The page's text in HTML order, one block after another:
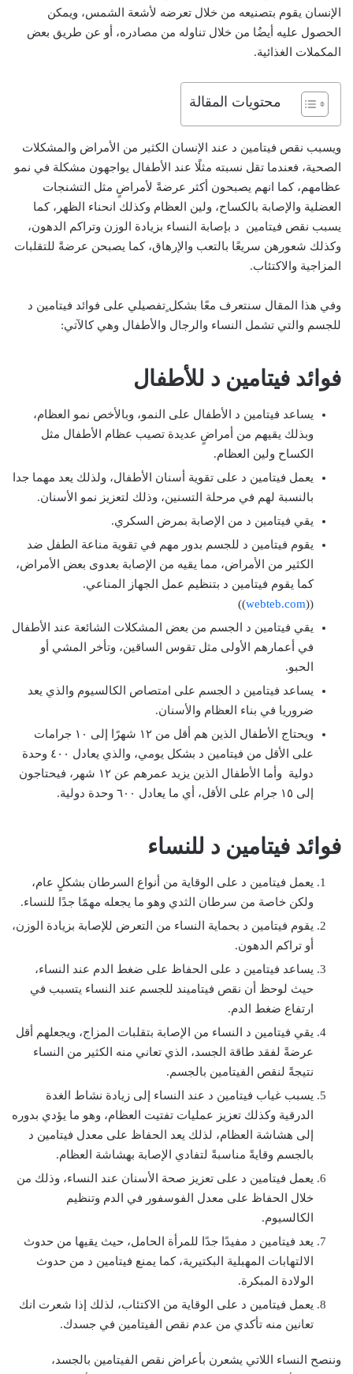
الإنسان يقوم بتصنيعه من خلال تعرضه لأشعة الشمس، ويمكن
الحصول عليه أيضُا من خلال تناوله من مصادره، أو عن طريق بعض
المكملات الغذائية.
محتويات المقالة
ويسبب نقص فيتامين د عند الإنسان الكثير من الأمراض والمشكلات
الصحية، فعندما تقل نسبته مثلًا عند الأطفال يواجهون مشكلة في نمو
عظامهم، كما انهم يصبحون أكثر عرضةً لأمراضٍ مثل التشنجات
العضلية والإصابة بالكساح، ولين العظام وكذلك انحناء الظهر، كما
يسبب نقص فيتامين د بإصابة النساء بزيادة الوزن وتراكم الدهون،
وكذلك شعورهن سريعًا بالتعب والإرهاق، كما يصبحن عرضةً للتقلبات
المزاجية والاكتئاب.
وفي هذا المقال سنتعرف معًا بشكل ٍتفصيلي على فوائد فيتامين د
للجسم والتي تشمل النساء والرجال والأطفال وهي كالآتي:
فوائد فيتامين د للأطفال
يساعد فيتامين د الأطفال على النمو، وبالأخص نمو العظام،
وبذلك يقيهم من أمراضٍ عديدة تصيب عظام الأطفال مثل
الكساح ولين العظام.
يعمل فيتامين د على تقوية أسنان الأطفال، ولذلك يعد مهما جدا
بالنسبة لهم في مرحلة التسنين، وذلك لتعزيز نمو الأسنان.
يقي فيتامين د من الإصابة بمرض السكري.
يقوم فيتامين د للجسم بدور مهم في تقوية مناعة الطفل ضد
الكثير من الأمراض، مما يقيه من الإصابة بعدوى بعض الأمراض،
كما يقوم فيتامين د بتنظيم عمل الجهاز المناعي.
((
webteb.com
))
يقي فيتامين د الجسم من بعض المشكلات الشائعة عند الأطفال
في أعمارهم الأولى مثل تقوس الساقين، وتأخر المشي أو
الحبو.
يساعد فيتامين د الجسم على امتصاص الكالسيوم والذي يعد
ضروريا في بناء العظام والأسنان.
ويحتاج الأطفال الذين هم أقل من ١٢ شهرًا إلى ١٠ جرامات
على الأقل من فيتامين د بشكل يومي، والذي يعادل ٤٠٠ وحدة
دولية وأما الأطفال الذين يزيد عمرهم عن ١٢ شهر، فيحتاجون
إلى ١٥ جرام على الأقل، أي ما يعادل ٦٠٠ وحدة دولية.
فوائد فيتامين د للنساء
يعمل فيتامين د على الوقاية من أنواع السرطان بشكلٍ عام،
ولكن خاصة من سرطان الثدي وهو ما يجعله مهمًا جدًا للنساء.
يقوم فيتامين د بحماية النساء من التعرض للإصابة بزيادة الوزن،
أو تراكم الدهون.
يساعد فيتامين د على الحفاظ على ضغط الدم عند النساء،
حيث لوحظ أن نقص فيتاميند للجسم عند النساء يتسبب في
ارتفاع ضغط الدم.
يقي فيتامين د النساء من الإصابة بتقلبات المزاج، ويجعلهم أقل
عرضةً لفقد طاقة الجسد، الذي تعاني منه الكثير من النساء
نتيجةً لنقص الفيتامين بالجسم.
يسبب غياب فيتامين د عند النساء إلى زيادة نشاط الغدة
الدرقية وكذلك تعزيز عمليات تفتيت العظام، وهو ما يؤدي بدوره
إلى هشاشة العظام، لذلك يعد الحفاظ على معدل فيتامين د
بالجسم وقايةً مناسبةً لتفادي الإصابة بهشاشة العظام.
يعمل فيتامين د على تعزيز صحة الأسنان عند النساء، وذلك من
خلال الحفاظ على معدل الفوسفور في الدم وتنظيم
الكالسيوم.
يعد فيتامين د مفيدًا جدًا للمرأة الحامل، حيث يقيها من حدوث
الالتهابات المهبلية البكتيرية، كما يمنع فيتامين د من حدوث
الولادة المبكرة.
يعمل فيتامين د على الوقاية من الاكتئاب، لذلك إذا شعرت انك
تعانين منه تأكدي من عدم نقص الفيتامين في جسدك.
وننصح النساء اللاتي يشعرن بأعراض نقص الفيتامين بالجسد،